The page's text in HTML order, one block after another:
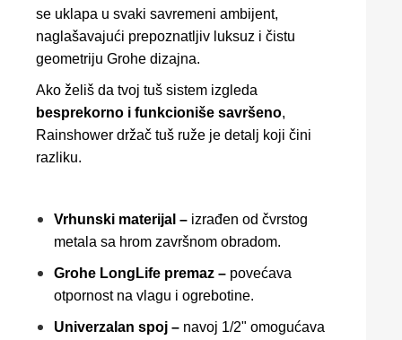
se uklapa u svaki savremeni ambijent,
naglašavajući prepoznatljiv luksuz i čistu
geometriju Grohe dizajna.
Ako želiš da tvoj tuš sistem izgleda
besprekorno i funkcioniše savršeno,
Rainshower držač tuš ruže je detalj koji čini
razliku.
Vrhunski materijal – izrađen od čvrstog
metala sa hrom završnom obradom.
Grohe LongLife premaz – povećava
otpornost na vlagu i ogrebotine.
Univerzalan spoj – navoj 1/2" omogućava